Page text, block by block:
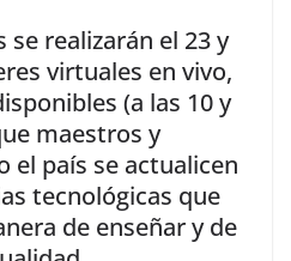
se realizarán el 23 y
virtuales en vivo,
(a las 10 y
maestros y
el país se actualicen
tecnológicas que
de enseñar y de